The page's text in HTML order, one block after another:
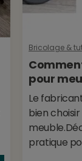
Bricolage &
pour
Le
bien
pratique